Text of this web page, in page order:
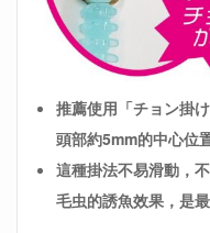
推薦使用「チョン掛
頭部約5mm的中心位
這種掛法不易滑動，
毛虫的誘魚效果，是